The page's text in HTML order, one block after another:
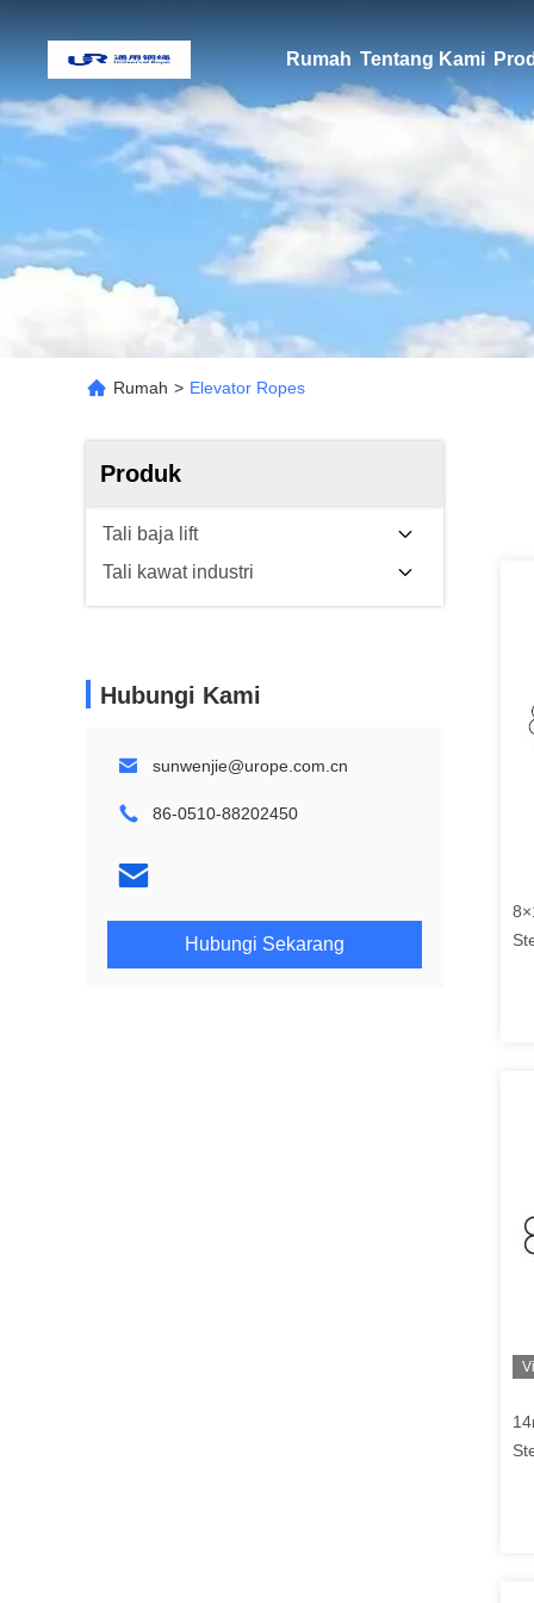
Rumah Tentang Kami
Rumah > Elevator Ropes
Produk
Tali baja lift
Tali kawat industri
Hubungi Kami
sunwenjie@urope.com.cn
86-0510-88202450
Hubungi Sekarang